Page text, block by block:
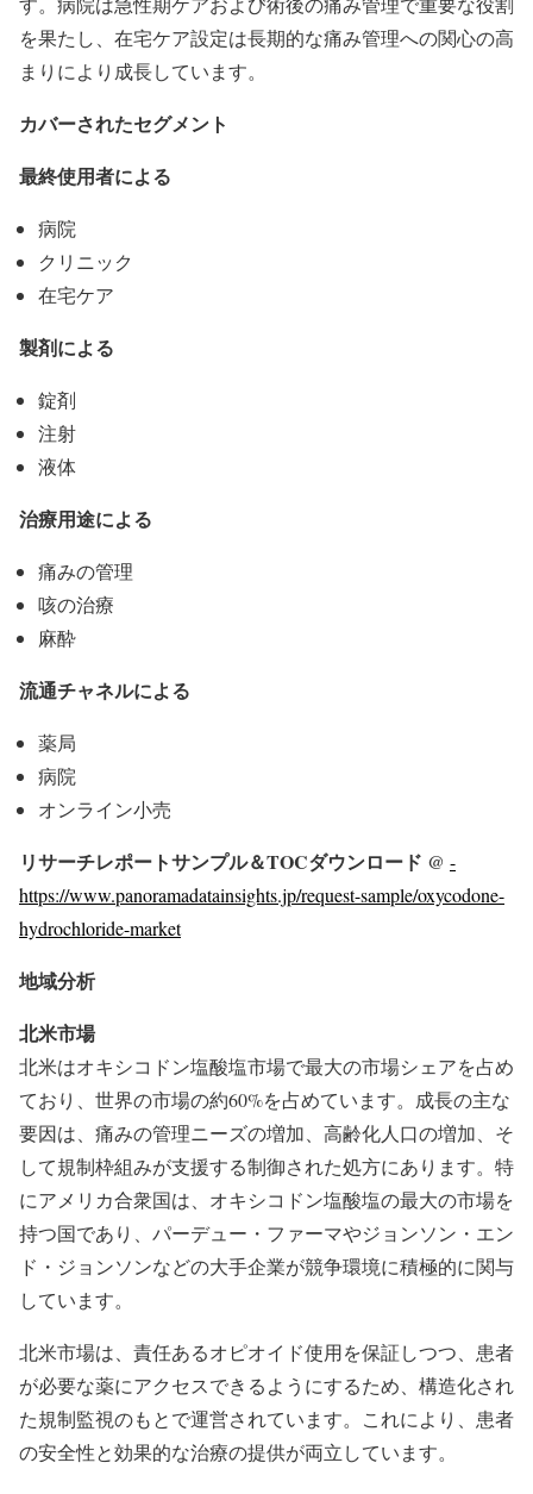
を果たし、在宅ケア設定は長期的な痛み管理への関心の高
まりにより成長しています。
カバーされたセグメント
最終使用者による
病院
クリニック
在宅ケア
製剤による
錠剤
注射
液体
治療用途による
痛みの管理
咳の治療
麻酔
流通チャネルによる
薬局
病院
オンライン小売
リサーチレポートサンプル＆TOCダウンロード @ -
https://www.panoramadatainsights.jp/request-sample/oxycodone-
hydrochloride-market
地域分析
北米市場
北米はオキシコドン塩酸塩市場で最大の市場シェアを占め
ており、世界の市場の約60%を占めています。成長の主な
要因は、痛みの管理ニーズの増加、高齢化人口の増加、そ
して規制枠組みが支援する制御された処方にあります。特
にアメリカ合衆国は、オキシコドン塩酸塩の最大の市場を
持つ国であり、パーデュー・ファーマやジョンソン・エン
ド・ジョンソンなどの大手企業が競争環境に積極的に関与
しています。
北米市場は、責任あるオピオイド使用を保証しつつ、患者
が必要な薬にアクセスできるようにするため、構造化され
た規制監視のもとで運営されています。これにより、患者
の安全性と効果的な治療の提供が両立しています。